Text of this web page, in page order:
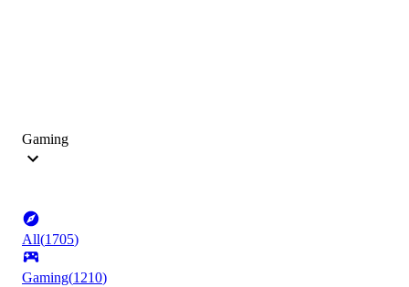
Gaming
All(1705)
Gaming(1210)